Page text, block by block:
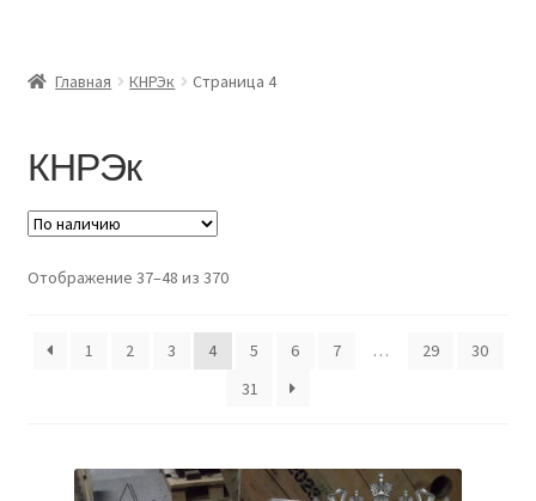
Контакты
Розница
Главная КНРЭк Страница 4
КНРЭк
Отображение 37–48 из 370
1 2 3 4 5 6 7 … 29
30
31